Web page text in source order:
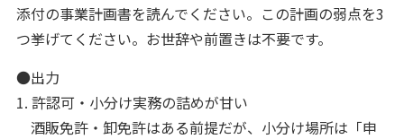
添付の事業計画書を読んでください。この計画の弱点を3
つ挙げてください。お世辞や前置きは不要です。
●出力
1. 許認可・小分け実務の詰めが甘い
酒販免許・卸免許はある前提だが、小分け場所は「申